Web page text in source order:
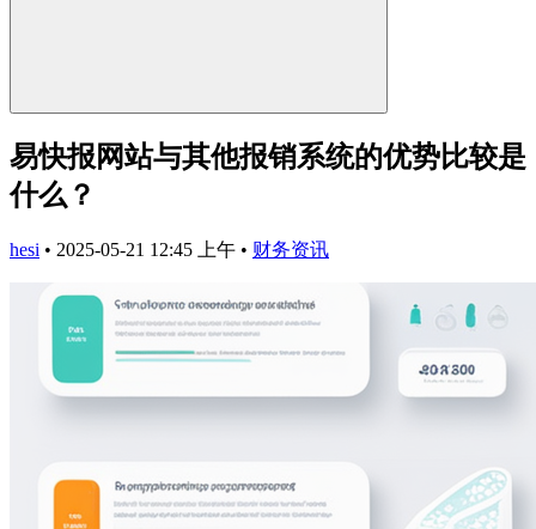
易快报网站与其他报销系统的优势比较是
什么？
hesi • 2025-05-21 12:45 上午 • 财务资讯